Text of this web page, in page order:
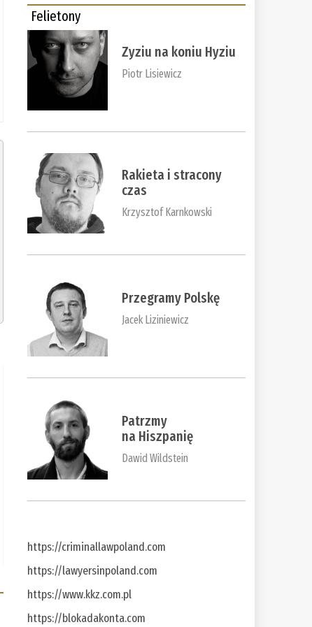
Felietony
Zyziu na koniu Hyziu
Piotr Lisiewicz
Rakieta i stracony
czas
Krzysztof Karnkowski
Przegramy Polskę
Jacek Liziniewicz
Patrzmy
na Hiszpanię
Dawid Wildstein
https://criminallawpoland.com
https://lawyersinpoland.com
https://www.kkz.com.pl
https://blokadakonta.com